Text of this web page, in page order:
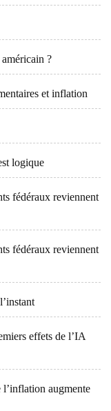
?
et inflation
logique
fédéraux reviennent
fédéraux reviennent
effets de l’IA
l’inflation augmente